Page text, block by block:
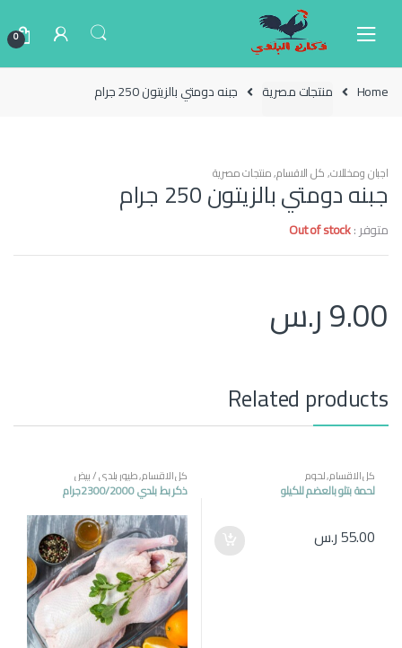
0
Home منتجات مصرية جبنه دومتي بالزيتون 250 جرام
اجبان ومخللات,كل الاقسام,منتجات مصرية
جبنه دومتي بالزيتون 250 جرام
متوفر :Out of stock
9.00ر.س
Related products
كل الاقسام,لحوم
لحمة بتلو بالعضم للكيلو
55.00ر.س
كل الاقسام,طيور بلدي / بيض
ذكر بط بلدي 2300/2000جرام